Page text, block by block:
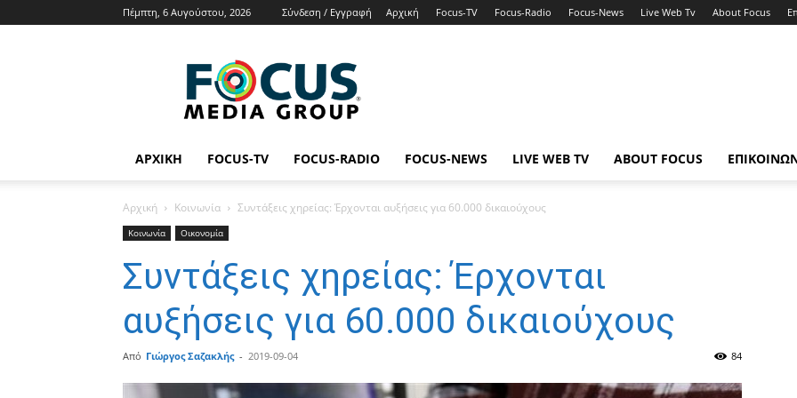
Πέμπτη, 6 Αυγούστου, 2026 Σύνδεση / Εγγραφή Αρχική Focus-TV Focus-Radio Focus-News Live Web Tv About Focus
Focus
Media
Group
Tv
News
ΑΡΧΙΚΉ FOCUS-TV FOCUS-RADIO FOCUS-NEWS LIVE WEB TV ABOUT FOCUS
Αρχική Κοινωνία Συντάξεις χηρείας: Έρχονται αυξήσεις για 60.000 δικαιούχους
Κοινωνία Οικονομία
Συντάξεις χηρείας: Έρχονται
αυξήσεις για 60.000 δικαιούχους
Από Γιώργος Σαζακλής - 2019-09-04 84